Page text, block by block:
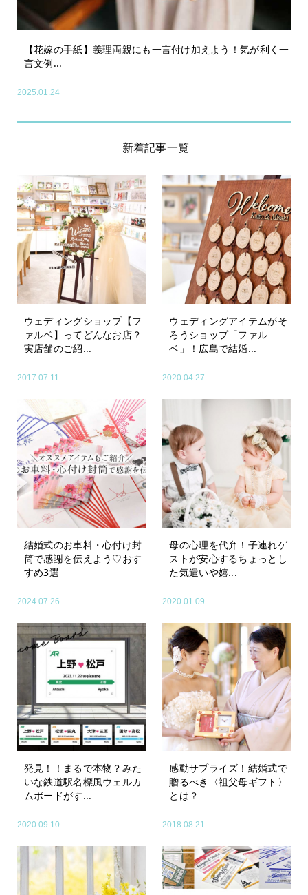
【花嫁の手紙】義理両親にも一言付け加えよう！気が利く一
言文例...
2025.01.24
新着記事一覧
ウェディングショップ【フ
ァルベ】ってどんなお店？
実店舗のご紹...
2017.07.11
ウェディングアイテムがそ
ろうショップ「ファル
ベ」！広島で結婚...
2020.04.27
結婚式のお車料・心付け封
筒で感謝を伝えよう♡おす
すめ3選
2024.07.26
母の心理を代弁！子連れゲ
ストが安心するちょっとし
た気遣いや嬉...
2020.01.09
発見！！まるで本物？みた
いな鉄道駅名標風ウェルカ
ムボードがす...
2020.09.10
感動サプライズ！結婚式で
贈るべき〈祖父母ギフト〉
とは？
2018.08.21